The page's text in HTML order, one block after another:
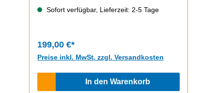
Sofort verfügbar, Lieferzeit: 2-5 Tage
199,00 €*
Preise inkl. MwSt. zzgl. Versandkosten
In den Warenkorb